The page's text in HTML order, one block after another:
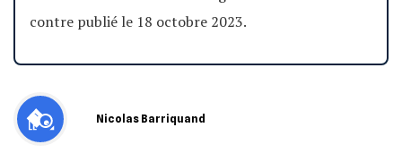
contre publié le 18 octobre 2023.
Nicolas Barriquand